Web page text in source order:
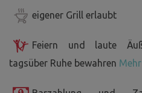
eigener Grill erlaubt
Feiern und laute
tagsüber Ruhe bewahren